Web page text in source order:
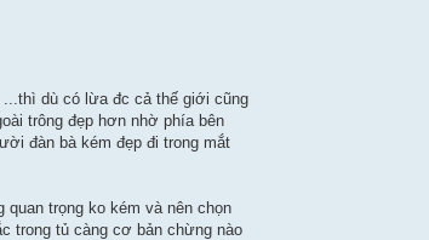
...thì dù có lừa đc cả thế giới cũng
trông đẹp hơn nhờ phía bên
đàn bà kém đẹp đi trong mắt
trọng ko kém và nên chọn
trong tủ càng cơ bản chừng nào